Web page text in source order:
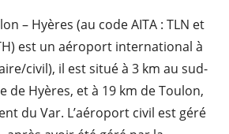
– Hyères (au code AITA : TLN et
est un aéroport international à
civil), il est situé à 3 km au sud-
de Hyères, et à 19 km de Toulon,
du Var. L’aéroport civil est géré